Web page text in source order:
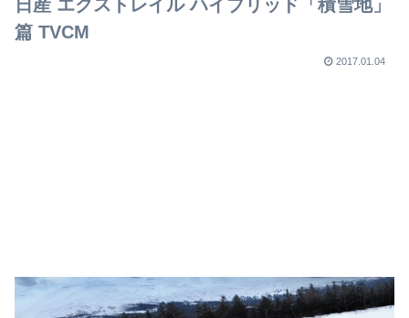
日産 エクストレイル ハイブリッド「積雪地」
篇 TVCM
2017.01.04